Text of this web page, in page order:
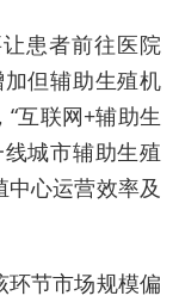
患者前往医院
但辅助生殖机
互联网+辅助生
城市辅助生殖
心运营效率及
环节市场规模偏